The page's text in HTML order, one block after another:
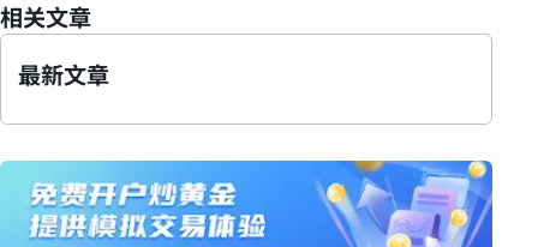
相关文章
最新文章